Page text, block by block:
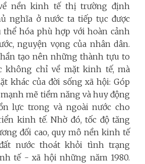
nền kinh tế thị trường định
nghĩa ở nước ta tiếp tục được
thể hóa phù hợp với hoàn cảnh
nguyện vọng của nhân dân.
tạo nên những thành tựu to
không chỉ về mặt kinh tế, mà
khác của đời sống xã hội: Góp
mẽ tiềm năng và huy động
lực trong và ngoài nước cho
kinh tế. Nhờ đó, tốc độ tăng
đối cao, quy mô nền kinh tế
nước thoát khỏi tình trạng
tế - xã hội những năm 1980.